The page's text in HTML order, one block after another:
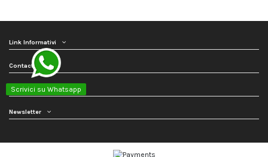
Link Informativi
Contact us
Scrivici su Whatsapp
Follow us
Newsletter